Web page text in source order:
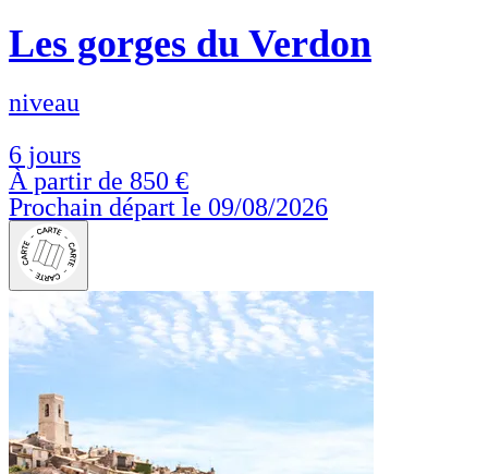
Les gorges du Verdon
niveau
6 jours
À partir de 850 €
Prochain départ le 09/08/2026